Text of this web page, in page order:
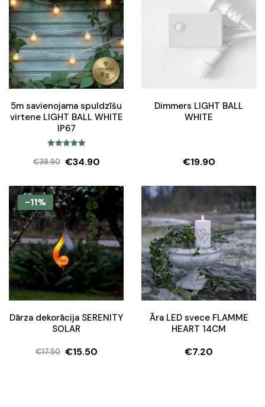
5m savienojama spuldzīšu
virtene LIGHT BALL WHITE
IP67
out of 5
€38.90
Original
price
was:
€38.90.
€34.90
Current
price
is:
€34.90.
Dimmers LIGHT BALL
WHITE
€19.90
-11%
Dārza dekorācija SERENITY
SOLAR
€17.50
Original
€15.50
Current
Āra LED svece FLAMME
HEART 14CM
€7.20